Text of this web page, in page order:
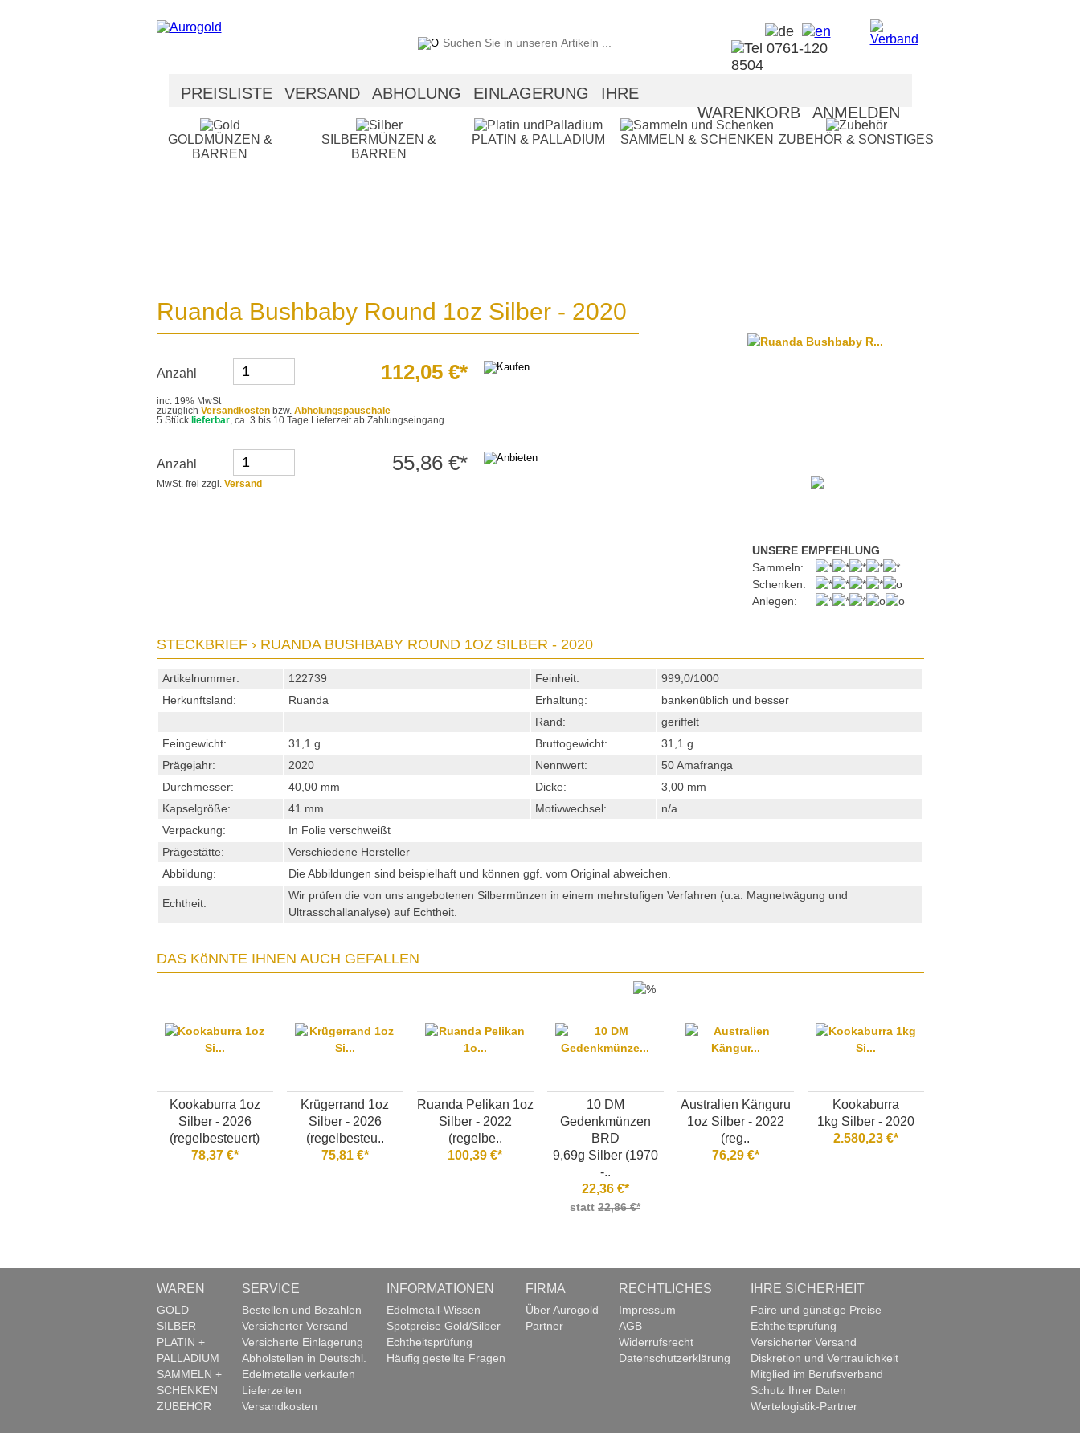
PREISLISTE VERSAND ABHOLUNG EINLAGERUNG
IHRE
WARENKORB ANMELDEN
GOLDMÜNZEN &
BARREN
SILBERMÜNZEN &
BARREN
PLATIN & PALLADIUM SAMMELN & SCHENKEN ZUBEHÖR & SONSTIGES
Ruanda Bushbaby Round 1oz Silber - 2020
Anzahl 112,05 €*
inc. 19% MwSt
zuzüglich Versandkostenbzw. Abholungspauschale
5 Stück lieferbar, ca. 3 bis 10 Tage Lieferzeit ab Zahlungseingang
Anzahl 55,86 €*
MwSt. frei zzgl. Versand
UNSERE EMPFEHLUNG
Sammeln:
Schenken:
Anlegen:
STECKBRIEF › RUANDA BUSHBABY ROUND 1OZ SILBER - 2020
Artikelnummer: 122739 Feinheit:
999,0/1000
Herkunftsland:
Ruanda Erhaltung:
bankenüblich und besser
Rand:
geriffelt
Feingewicht:
31,1 g Bruttogewicht:
31,1 g
Prägejahr:
2020 Nennwert:
50 Amafranga
Durchmesser:
40,00 mm Dicke:
3,00 mm
Kapselgröße:
41 mm Motivwechsel:
n/a
Verpackung:
In Folie verschweißt
Prägestätte:
Verschiedene Hersteller
Abbildung:
Die Abbildungen sind beispielhaft und können ggf. vom Original abweichen.
Echtheit:
Wir prüfen die von uns angebotenen Silbermünzen in einem mehrstufigen Verfahren (u.a. Magnetwägung und
Ultrasschallanalyse) auf Echtheit.
DAS KöNNTE IHNEN AUCH GEFALLEN
Kookaburra 1oz
Silber - 2026
(regelbesteuert)
78,37 €*
Krügerrand 1oz
Silber - 2026
(regelbesteu..
75,81 €*
Ruanda Pelikan 1oz
Silber - 2022
(regelbe..
100,39 €*
10 DM
Gedenkmünzen
BRD
9,69g Silber (1970
-..
22,36 €*
statt 22,86 €*
Australien Känguru
1oz Silber - 2022
(reg..
76,29 €*
Kookaburra
1kg Silber - 2020
2.580,23 €*
WAREN
GOLD
SILBER
PLATIN +
PALLADIUM
SAMMELN +
SCHENKEN
ZUBEHÖR
SERVICE
Bestellen und Bezahlen
Versicherter Versand
Versicherte Einlagerung
Abholstellen in Deutschl.
Edelmetalle verkaufen
Lieferzeiten
Versandkosten
INFORMATIONEN
Edelmetall-Wissen
Spotpreise Gold/Silber
Echtheitsprüfung
Häufig gestellte Fragen
FIRMA
Über Aurogold
Partner
RECHTLICHES
Impressum
AGB
Widerrufsrecht
Datenschutzerklärung
IHRE SICHERHEIT
Faire und günstige Preise
Echtheitsprüfung
Versicherter Versand
Diskretion und Vertraulichkeit
Mitglied im Berufsverband
Schutz Ihrer Daten
Wertelogistik-Partner